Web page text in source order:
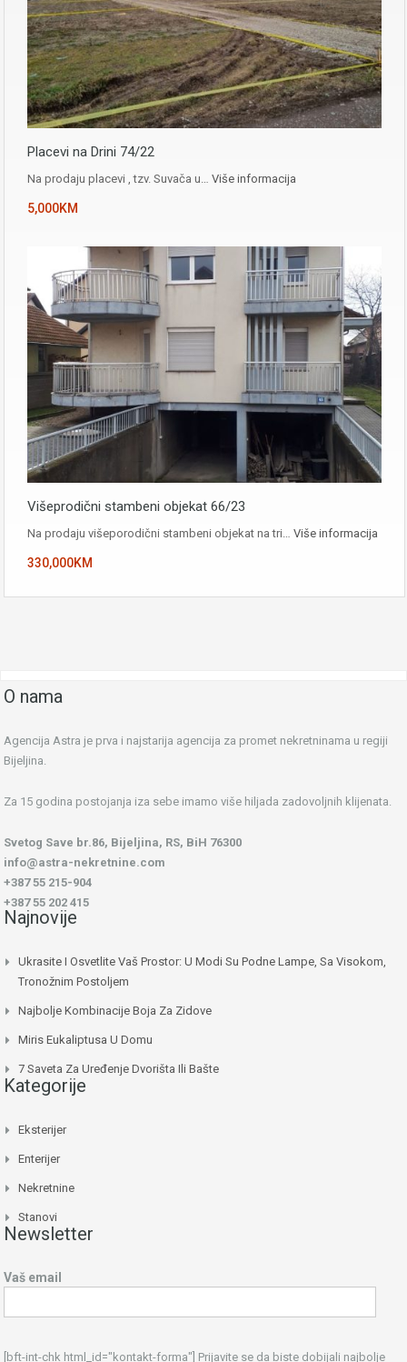
Placevi na Drini 74/22
Na prodaju placevi , tzv. Suvača u… Više informacija
5,000KM
Višeprodični stambeni objekat 66/23
Na prodaju višeporodični stambeni objekat na tri… Više informacija
330,000KM
O nama
Agencija Astra je prva i najstarija agencija za promet nekretninama u regiji
Bijeljina.
Za 15 godina postojanja iza sebe imamo više hiljada zadovoljnih klijenata.
Svetog Save br.86, Bijeljina, RS, BiH 76300
info@astra-nekretnine.com
+387 55 215-904
+387 55 202 415
Najnovije
Ukrasite I Osvetlite Vaš Prostor: U Modi Su Podne Lampe, Sa Visokom,
Tronožnim Postoljem
Najbolje Kombinacije Boja Za Zidove
Miris Eukaliptusa U Domu
7 Saveta Za Uređenje Dvorišta Ili Bašte
Kategorije
Eksterijer
Enterijer
Nekretnine
Stanovi
Newsletter
Vaš email
[bft-int-chk html_id="kontakt-forma"] Prijavite se da biste dobijali najbolje